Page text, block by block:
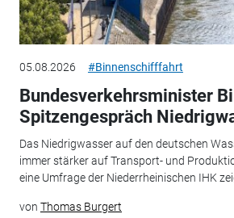
05.08.2026 #Binnenschifffahrt
Bundesverkehrsminister
Spitzengespräch
Das Niedrigwasser auf den deutschen
immer stärker auf Transport- und
eine Umfrage der Niederrheinischen IHK
von Thomas Burgert